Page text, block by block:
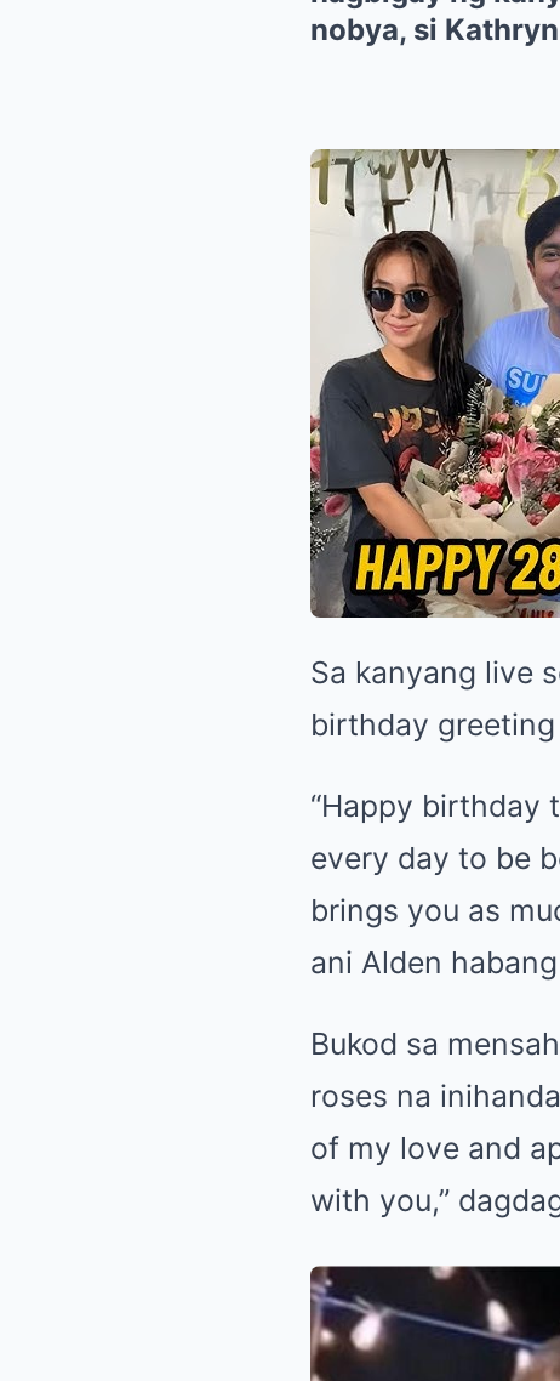
nobya, si
Sa kanyang live
birthday
“Happy birthday
every day to be
brings you as
ani Alden
Bukod sa
roses na
of my love and
with you,”